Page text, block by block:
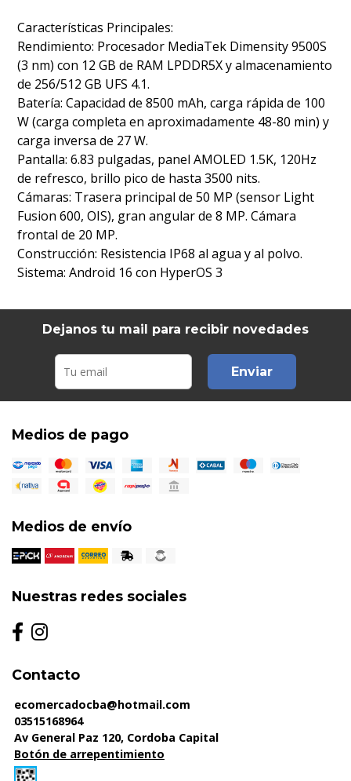
Características Principales:
Rendimiento: Procesador MediaTek Dimensity 9500S
(3 nm) con 12 GB de RAM LPDDR5X y almacenamiento
de 256/512 GB UFS 4.1.
Batería: Capacidad de 8500 mAh, carga rápida de 100
W (carga completa en aproximadamente 48-80 min) y
carga inversa de 27 W.
Pantalla: 6.83 pulgadas, panel AMOLED 1.5K, 120Hz
de refresco, brillo pico de hasta 3500 nits.
Cámaras: Trasera principal de 50 MP (sensor Light
Fusion 600, OIS), gran angular de 8 MP. Cámara
frontal de 20 MP.
Construcción: Resistencia IP68 al agua y al polvo.
Sistema: Android 16 con HyperOS 3
Dejanos tu mail para recibir novedades
Enviar
Medios de pago
Medios de envío
Nuestras redes sociales
Contacto
ecomercadocba@hotmail.com
03515168964
Av General Paz 120, Cordoba Capital
Botón de arrepentimiento